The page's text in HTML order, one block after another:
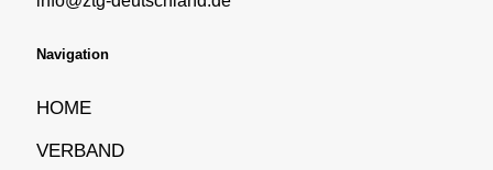
Navigation
HOME
VERBAND